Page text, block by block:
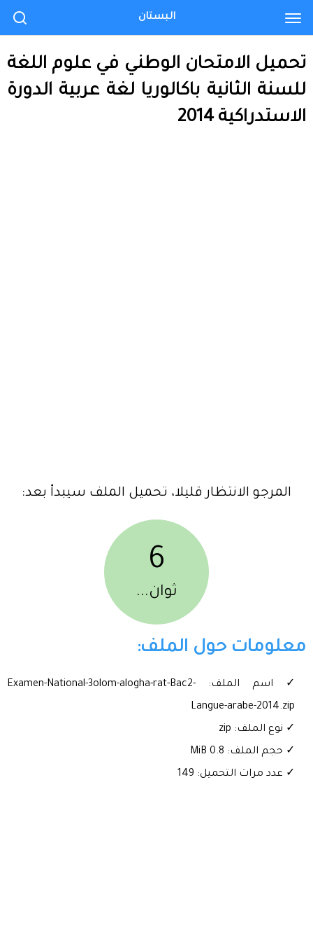
تحميل الامتحان الوطني في علوم اللغة
للسنة الثانية باكالوريا لغة عربية الدورة
الاستدراكية 2014
المرجو الانتظار قليلا، تحميل الملف سيبدأ بعد:
6
ثوان...
معلومات حول الملف:
✓ اسم الملف: Examen-National-3olom-alogha-rat-Bac2-
Langue-arabe-2014.zip
✓ نوع الملف: zip
✓ حجم الملف: 0.8 MiB
✓ عدد مرات التحميل: 149
البستان